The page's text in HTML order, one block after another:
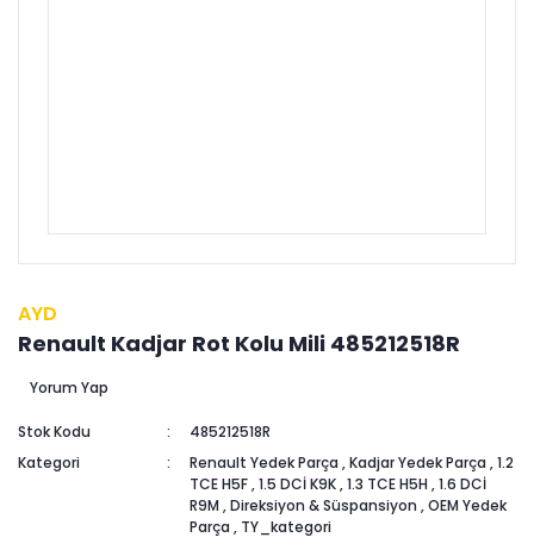
AYD
Renault Kadjar Rot Kolu Mili 485212518R
Yorum Yap
Stok Kodu
485212518R
Kategori
Renault Yedek Parça ,Kadjar Yedek Parça ,1.2
TCE H5F,1.5 DCİ K9K,1.3 TCE H5H ,1.6 DCİ
R9M ,Direksiyon & Süspansiyon ,OEM Yedek
Parça , TY_kategori